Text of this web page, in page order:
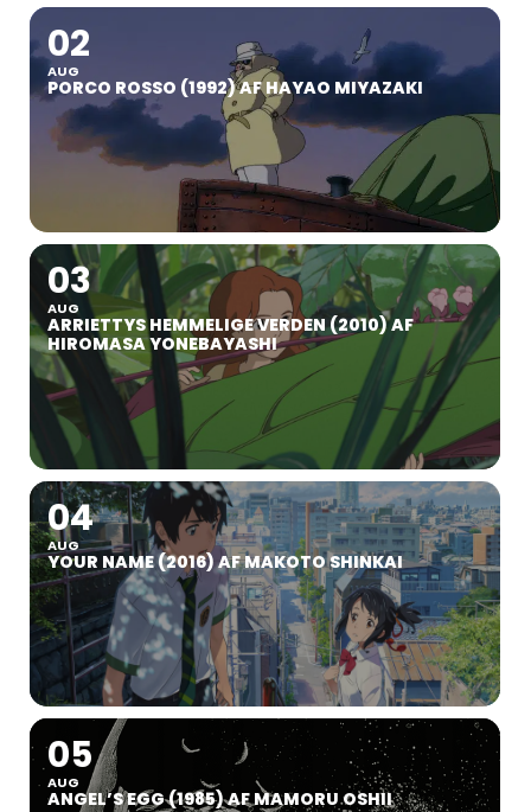
02
AUG
PORCO ROSSO (1992) AF HAYAO MIYAZAKI
03
AUG
ARRIETTYS HEMMELIGE VERDEN (2010) AF
HIROMASA YONEBAYASHI
04
AUG
YOUR NAME (2016) AF MAKOTO SHINKAI
05
AUG
ANGEL’S EGG (1985) AF MAMORU OSHII